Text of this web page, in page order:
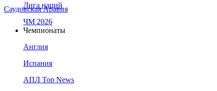
Саудовская Аравия
Лига наций
ЧМ 2026
Чемпионаты
Англия
Испания
АПЛ Top News